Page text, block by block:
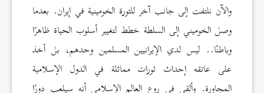
والآن نلتفت إلى جانب آخر للثورة الخومينية في إيران. بعدما
وصل الخوميني إلى السلطة خطط لتغيير أسلوب الحياة ظاهرًا
وباطنًا.. ليس لدي الإيرانيين المسلمين وحدهم، بل أخذ
على عاتقه إحداث ثورات مماثلة في الدول الإسلامية